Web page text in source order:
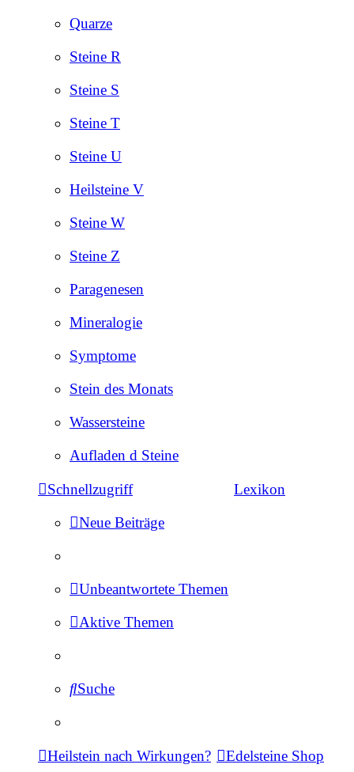
Quarze
Steine R
Steine S
Steine T
Steine U
Heilsteine V
Steine W
Steine Z
Paragenesen
Mineralogie
Symptome
Stein des Monats
Wassersteine
Aufladen d Steine
Schnellzugriff
Neue Beiträge
Unbeantwortete Themen
Aktive Themen
Suche
Lexikon
Heilstein nach Wirkungen? Edelsteine Shop